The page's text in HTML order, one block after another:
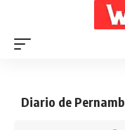
Diario de